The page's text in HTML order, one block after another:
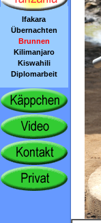
Ifakara
Übernachten
Brunnen
Kilimanjaro
Kiswahili
Diplomarbeit